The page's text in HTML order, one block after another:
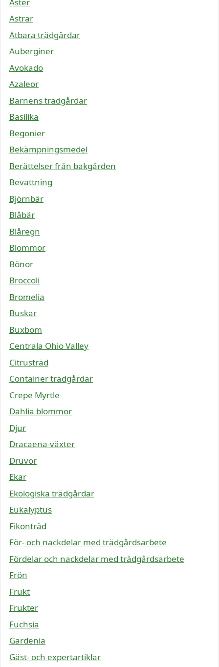
Astrar
Ätbara trädgårdar
Auberginer
Avokado
Azaleor
Barnens trädgårdar
Basilika
Begonier
Bekämpningsmedel
Berättelser från bakgården
Bevattning
Björnbär
Blåbär
Blåregn
Blommor
Bönor
Broccoli
Bromelia
Buskar
Buxbom
Centrala Ohio Valley
Citrusträd
Container trädgårdar
Crepe Myrtle
Dahlia blommor
Djur
Dracaena-växter
Druvor
Ekar
Ekologiska trädgårdar
Eukalyptus
Fikonträd
För- och nackdelar med trädgårdsarbete
Fördelar och nackdelar med trädgårdsarbete
Frön
Frukt
Frukter
Fuchsia
Gardenia
Gäst- och expertartiklar